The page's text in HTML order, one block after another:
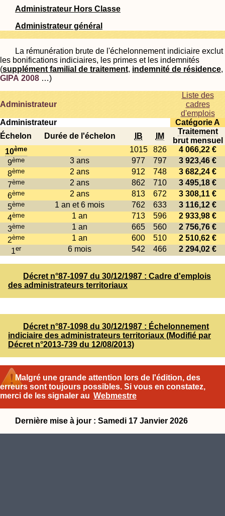
Administrateur Hors Classe
Administrateur général
La rémunération brute de l'échelonnement indiciaire exclut
les bonifications indiciaires, les primes et les indemnités
(supplément familial de traitement, indemnité de résidence,
GIPA 2008 …)
Administrateur
Liste des
cadres
d'emplois
Administrateur
Catégorie A
Échelon
Durée de l'échelon IB IM
Traitement
brut mensuel
10ème - 1015 826
4 066,22 €
9ème 3 ans 977 797
3 923,46 €
8ème 2 ans 912 748
3 682,24 €
7ème 2 ans 862 710
3 495,18 €
6ème 2 ans 813 672
3 308,11 €
5ème 1 an et 6 mois 762 633
3 116,12 €
4ème 1 an 713 596
2 933,98 €
3ème 1 an 665 560
2 756,76 €
2ème 1 an 600 510
2 510,62 €
1er 6 mois 542 466 2 294,02 €
Décret n°87-1097 du 30/12/1987 : Cadre d'emplois
des administrateurs territoriaux
Décret n°87-1098 du 30/12/1987 : Échelonnement
indiciaire des administrateurs territoriaux (Modifié par
Décret n°2013-739 du 12/08/2013)
Malgré une grande attention lors de l'édition, des
erreurs sont toujours possibles. Si vous en constatez,
merci de les signaler au Webmestre
Dernière mise à jour : Samedi 17 Janvier 2026